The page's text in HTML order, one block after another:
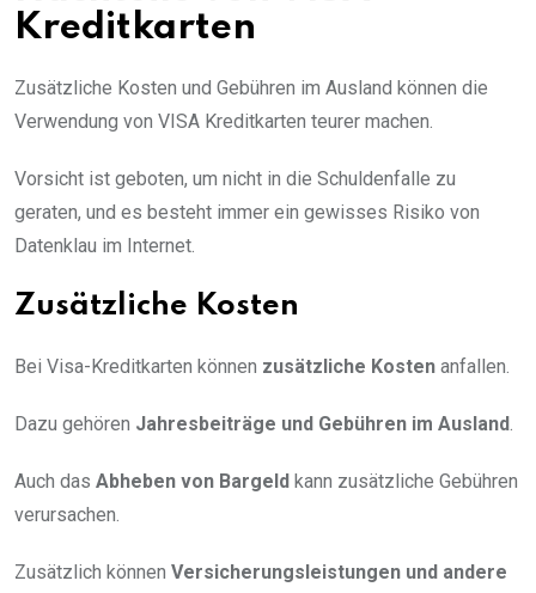
Kreditkarten
Zusätzliche Kosten und Gebühren im Ausland können die
Verwendung von VISA Kreditkarten teurer machen.
Vorsicht ist geboten, um nicht in die Schuldenfalle zu
geraten, und es besteht immer ein gewisses Risiko von
Datenklau im Internet.
Zusätzliche Kosten
Bei Visa-Kreditkarten können zusätzliche Kosten anfallen.
Dazu gehören Jahresbeiträge und Gebühren im Ausland.
Auch das Abheben von Bargeld kann zusätzliche Gebühren
verursachen.
Zusätzlich können Versicherungsleistungen und andere